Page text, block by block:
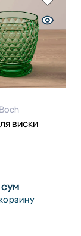
виски
сум